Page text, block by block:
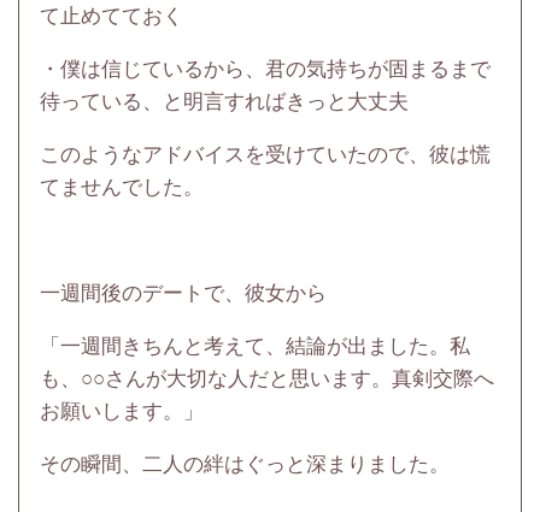
て止めてておく
・僕は信じているから、君の気持ちが固まるまで
待っている、と明言すればきっと大丈夫
このようなアドバイスを受けていたので、彼は慌
てませんでした。
一週間後のデートで、彼女から
「一週間きちんと考えて、結論が出ました。私
も、○○さんが大切な人だと思います。真剣交際へ
お願いします。」
その瞬間、二人の絆はぐっと深まりました。